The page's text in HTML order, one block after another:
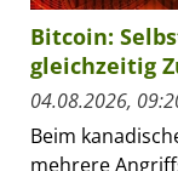
Bitcoin:
gleichzeitig
04.08.2026,
Beim
mehrere